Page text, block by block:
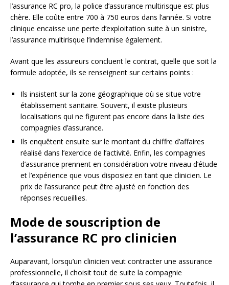
l’assurance RC pro, la police d’assurance multirisque est plus
chère. Elle coûte entre 700 à 750 euros dans l’année. Si votre
clinique encaisse une perte d’exploitation suite à un sinistre,
l’assurance multirisque l’indemnise également.
Avant que les assureurs concluent le contrat, quelle que soit la
formule adoptée, ils se renseignent sur certains points :
Ils insistent sur la zone géographique où se situe votre
établissement sanitaire. Souvent, il existe plusieurs
localisations qui ne figurent pas encore dans la liste des
compagnies d’assurance.
Ils enquêtent ensuite sur le montant du chiffre d’affaires
réalisé dans l’exercice de l’activité. Enfin, les compagnies
d’assurance prennent en considération votre niveau d’étude
et l’expérience que vous disposiez en tant que clinicien. Le
prix de l’assurance peut être ajusté en fonction des
réponses recueillies.
Mode de souscription de
l’assurance RC pro clinicien
Auparavant, lorsqu’un clinicien veut contracter une assurance
professionnelle, il choisit tout de suite la compagnie